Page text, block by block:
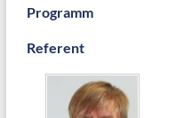
Programm
Referent